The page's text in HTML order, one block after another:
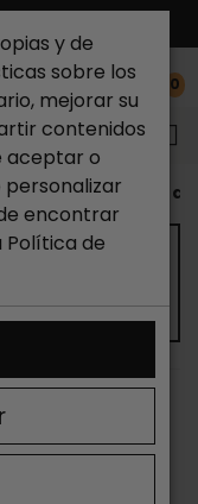
0
Zapatos
HOMBRE -
y de
sobre los
mejorar su
contenidos
aceptar o
encontrar
Política de